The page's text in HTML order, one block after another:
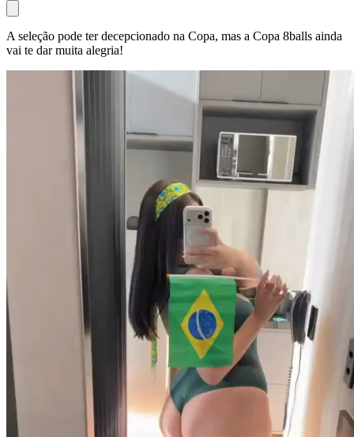
A seleção pode ter decepcionado na Copa, mas a Copa 8balls ainda
vai te dar muita alegria!